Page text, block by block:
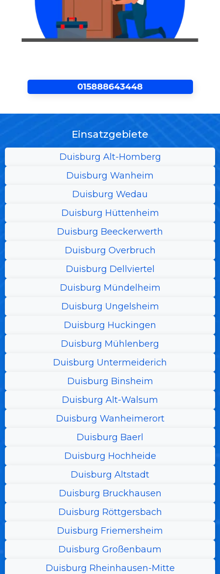
Einsatzgebiete
Duisburg Alt-Homberg
Duisburg Wanheim
Duisburg Wedau
Duisburg Hüttenheim
Duisburg Beeckerwerth
Duisburg Overbruch
Duisburg Dellviertel
Duisburg Mündelheim
Duisburg Ungelsheim
Duisburg Huckingen
Duisburg Mühlenberg
Duisburg Untermeiderich
Duisburg Binsheim
Duisburg Alt-Walsum
Duisburg Wanheimerort
Duisburg Baerl
Duisburg Hochheide
Duisburg Altstadt
Duisburg Bruckhausen
Duisburg Röttgersbach
Duisburg Friemersheim
Duisburg Großenbaum
Duisburg Rheinhausen-Mitte